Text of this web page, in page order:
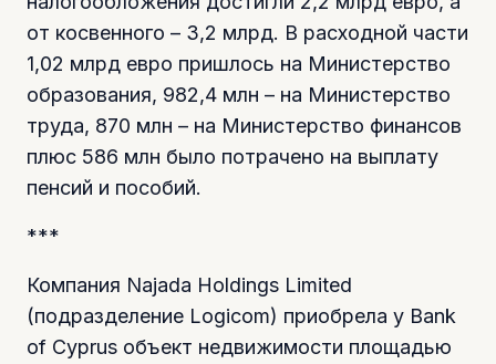
от косвенного – 3,2 млрд. В расходной части
1,02 млрд евро пришлось на Министерство
образования, 982,4 млн – на Министерство
труда, 870 млн – на Министерство финансов
плюс 586 млн было потрачено на выплату
пенсий и пособий.
***
Компания Najada Holdings Limited
(подразделение Logicom) приобрела у Bank
of Cyprus объект недвижимости площадью